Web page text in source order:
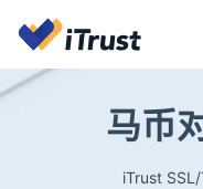
马币
iTrust